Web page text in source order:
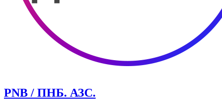
PNB / ПНБ. АЗС.